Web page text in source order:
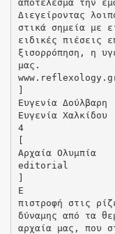
αποτέλεσμα την
Διεγείροντας
στικά σημεία με
ειδικές πιέσεις
ξισορρόπηση, η
μας.
]
Ευγενία Δούλβαρη
Ευγενία Χαλκίδου
4
[
Αρχαία Ολυμπία
editorial
]
Ε
πιστροφή στις
δύναμης από τα
αρχαία μας, που